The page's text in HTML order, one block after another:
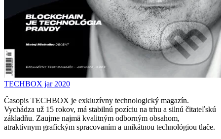
TECHBOX jar 2020
Časopis TECHBOX je exkluzívny technologický magazín.
Vychádza už 15 rokov, má stabilnú pozíciu na trhu a silnú čitateľskú
základňu. Zaujme najmä kvalitným odborným obsahom,
atraktívnym grafickým spracovaním a unikátnou technológiou tlače.